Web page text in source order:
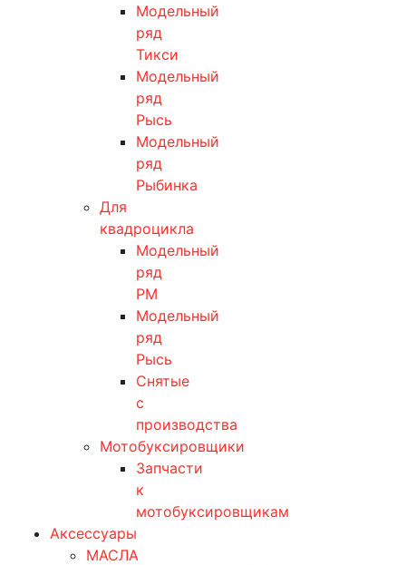
Модельный
ряд
Тикси
Модельный
ряд
Рысь
Модельный
ряд
Рыбинка
Для
квадроцикла
Модельный
ряд
РМ
Модельный
ряд
Рысь
Снятые
с
производства
Мотобуксировщики
Запчасти
к
мотобуксировщикам
Аксессуары
МАСЛА